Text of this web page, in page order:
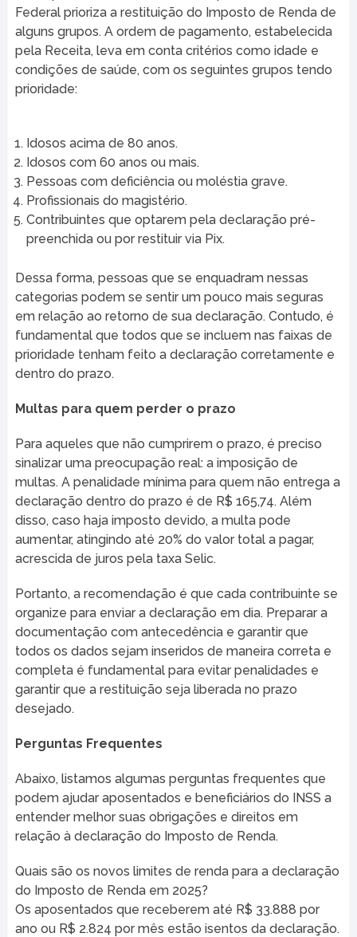
Federal prioriza a restituição do Imposto de Renda de
alguns grupos. A ordem de pagamento, estabelecida
pela Receita, leva em conta critérios como idade e
condições de saúde, com os seguintes grupos tendo
prioridade:
Idosos acima de 80 anos.
Idosos com 60 anos ou mais.
Pessoas com deficiência ou moléstia grave.
Profissionais do magistério.
Contribuintes que optarem pela declaração pré-
preenchida ou por restituir via Pix.
Dessa forma, pessoas que se enquadram nessas
categorias podem se sentir um pouco mais seguras
em relação ao retorno de sua declaração. Contudo, é
fundamental que todos que se incluem nas faixas de
prioridade tenham feito a declaração corretamente e
dentro do prazo.
Multas para quem perder o prazo
Para aqueles que não cumprirem o prazo, é preciso
sinalizar uma preocupação real: a imposição de
multas. A penalidade mínima para quem não entrega a
declaração dentro do prazo é de R$ 165,74. Além
disso, caso haja imposto devido, a multa pode
aumentar, atingindo até 20% do valor total a pagar,
acrescida de juros pela taxa Selic.
Portanto, a recomendação é que cada contribuinte se
organize para enviar a declaração em dia. Preparar a
documentação com antecedência e garantir que
todos os dados sejam inseridos de maneira correta e
completa é fundamental para evitar penalidades e
garantir que a restituição seja liberada no prazo
desejado.
Perguntas Frequentes
Abaixo, listamos algumas perguntas frequentes que
podem ajudar aposentados e beneficiários do INSS a
entender melhor suas obrigações e direitos em
relação à declaração do Imposto de Renda.
Quais são os novos limites de renda para a declaração
do Imposto de Renda em 2025?
Os aposentados que receberem até R$ 33.888 por
ano ou R$ 2.824 por mês estão isentos da declaração.